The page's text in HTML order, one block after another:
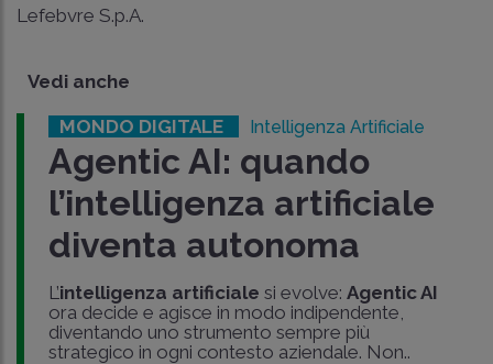
Lefebvre S.p.A.
Vedi anche
MONDO DIGITALE Intelligenza Artificiale
Agentic AI: quando
l’intelligenza artificiale
diventa autonoma
L’intelligenza artificiale si evolve: Agentic AI
ora decide e agisce in modo indipendente,
diventando uno strumento sempre più
strategico in ogni contesto aziendale. Non..